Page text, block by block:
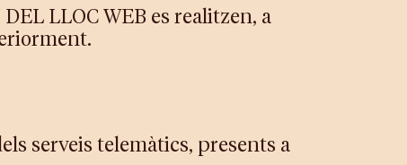
LLOC WEB es realitzen, a
serveis telemàtics, presents a